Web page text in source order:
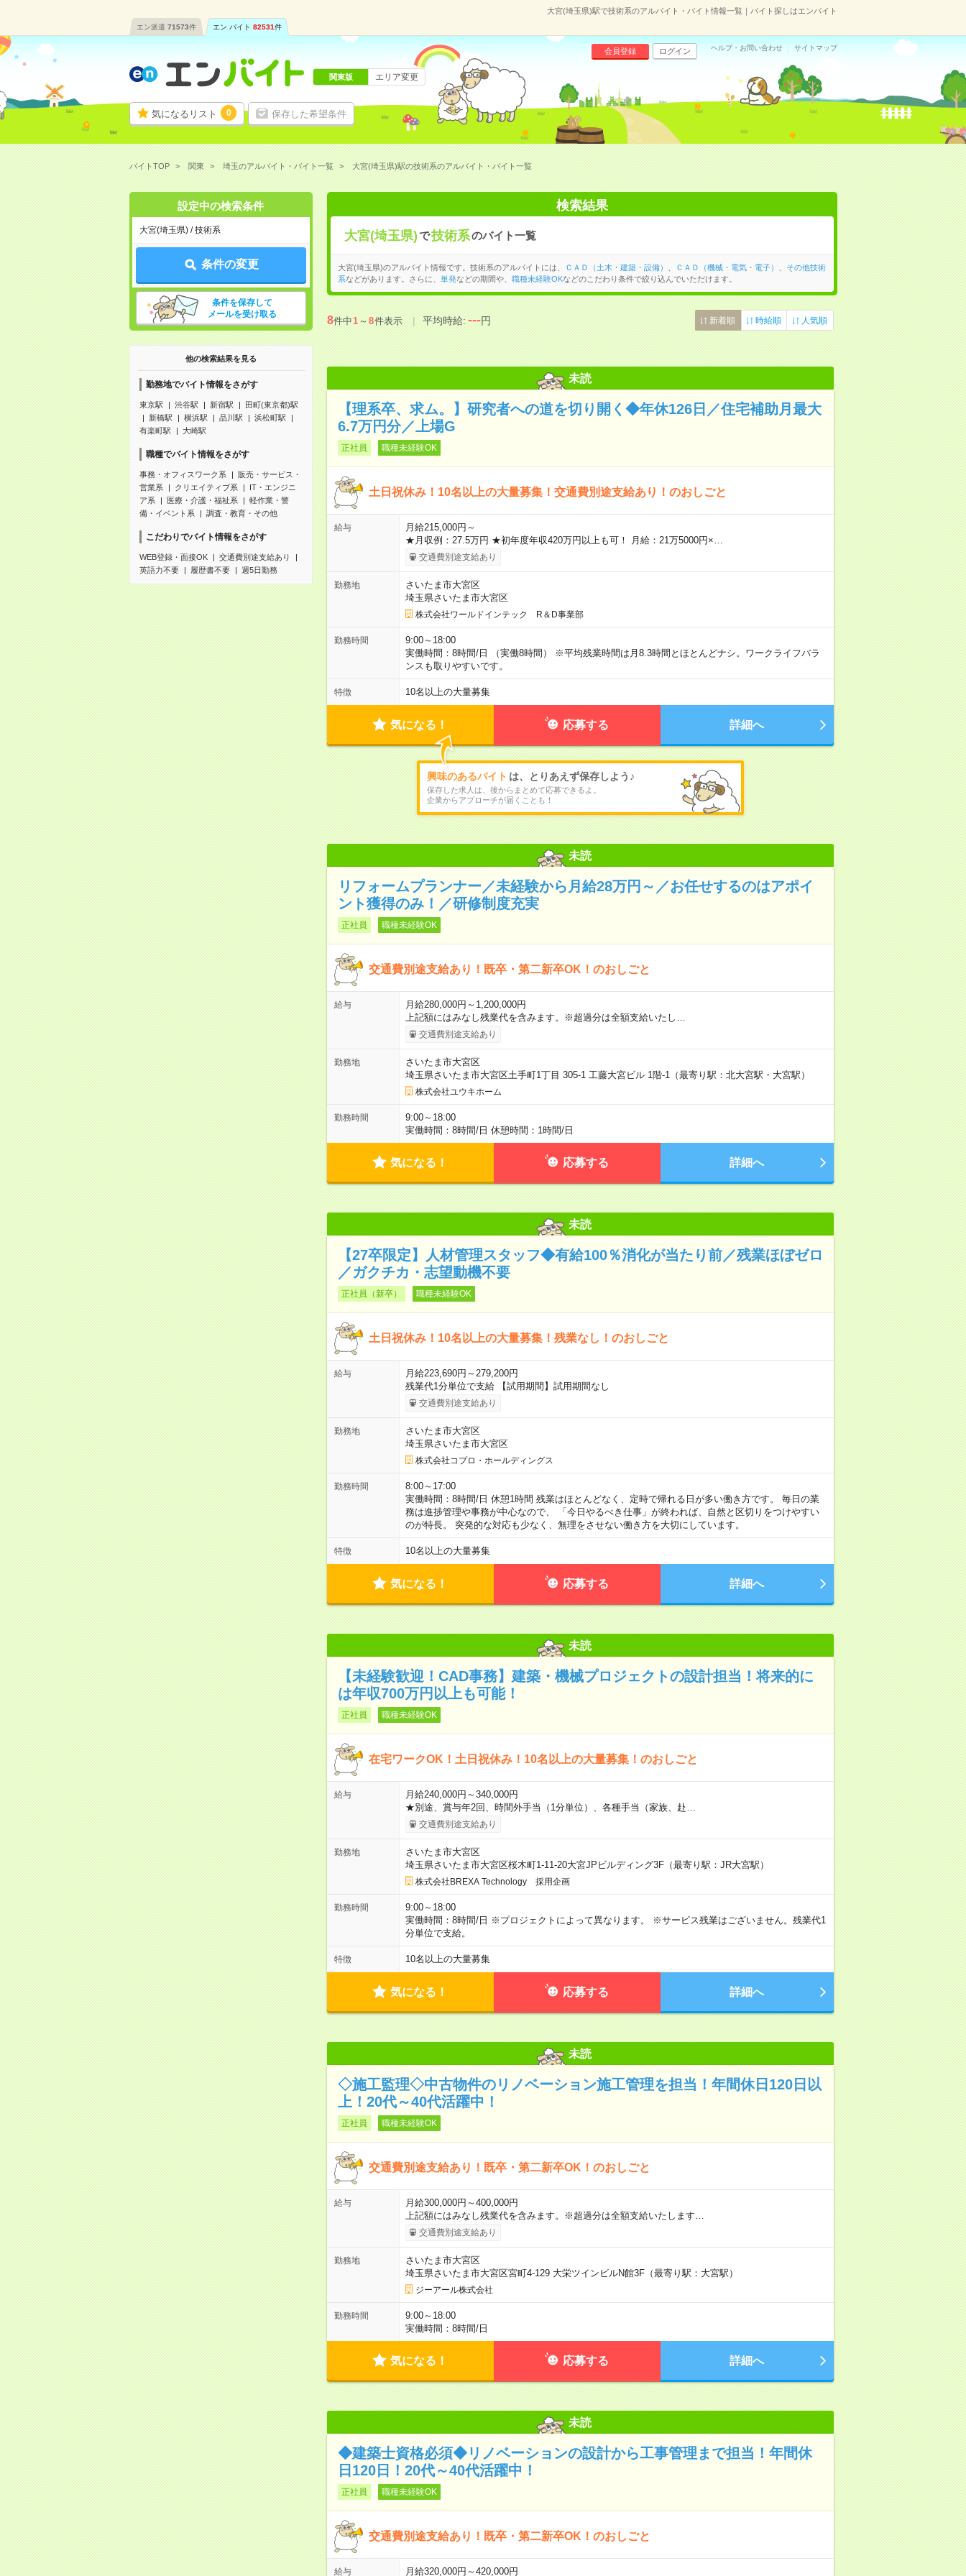
大宮(埼玉県)駅で技術系のアルバイト・バイト情報一覧｜バイト探しはエンバイト
エン派遣 71573件 エン バイト 82531件
気になるリスト 0 保存した希望条件
会員登録 ログイン ヘルプ・お問い合わせ サイトマップ
関東版 エリア変更
バイトTOP 関東 埼玉のアルバイト・バイト一覧 大宮(埼玉県)駅の技術系のアルバイト・バイト一覧
設定中の検索条件
大宮(埼玉県) / 技術系
条件の変更
条件を保存して
メールを受け取る
他の検索結果を見る
勤務地でバイト情報をさがす
東京駅 渋谷駅 新宿駅
田町(東京都)駅
新橋駅
横浜駅 品川駅
浜松町駅
有楽町駅
大崎駅
職種でバイト情報をさがす
事務・オフィスワーク系
販売・サービス・
営業系
クリエイティブ系
IT・エンジニ
ア系
医療・介護・福祉系
軽作業・警
備・イベント系
調査・教育・その他
こだわりでバイト情報をさがす
WEB登録・面接OK
交通費別途支給あり
英語力不要
履歴書不要 週5日勤務
検索結果
大宮(埼玉県)で技術系のバイト一覧
大宮(埼玉県)のアルバイト情報です。技術系のアルバイトには、 ＣＡＤ（土木・建築・設備） ＣＡＤ（機械・電気・電子）
その他技術
系などがあります。さらに、 単発などの期間や、 職種未経験OKなどのこだわり条件で絞り込んでいただけます。
8件中1～8件表示 平均時給:---円 新着順 時給順 人気順
未読
【理系卒、求ム。】研究者への道を切り開く◆年休126日／住宅補助月最大
6.7万円分／上場G
正社員 職種未経験OK
土日祝休み！10名以上の大量募集！交通費別途支給あり！のおしごと
給与
月給215,000円～
★月収例：27.5万円 ★初年度年収420万円以上も可！ 月給：21万5000円×…
交通費別途支給あり
勤務地
さいたま市大宮区
埼玉県さいたま市大宮区
株式会社ワールドインテック R＆D事業部
勤務時間
9:00～18:00
実働時間：8時間/日 （実働8時間） ※平均残業時間は月8.3時間とほとんどナシ。ワークライフバラ
ンスも取りやすいです。
特徴 10名以上の大量募集
気になる！ 応募する 詳細へ
興味のあるバイト は、とりあえず保存しよう♪
保存した求人は、後からまとめて応募できるよ。
企業からアプローチが届くことも！
未読
リフォームプランナー／未経験から月給28万円～／お任せするのはアポイ
ント獲得のみ！／研修制度充実
正社員 職種未経験OK
交通費別途支給あり！既卒・第二新卒OK！のおしごと
給与
月給280,000円～1,200,000円
上記額にはみなし残業代を含みます。※超過分は全額支給いたし…
交通費別途支給あり
勤務地
さいたま市大宮区
埼玉県さいたま市大宮区土手町1丁目 305-1 工藤大宮ビル 1階-1（最寄り駅：北大宮駅・大宮駅）
株式会社ユウキホーム
勤務時間
9:00～18:00
実働時間：8時間/日 休憩時間：1時間/日
気になる！ 応募する 詳細へ
未読
【27卒限定】人材管理スタッフ◆有給100％消化が当たり前／残業ほぼゼロ
／ガクチカ・志望動機不要
正社員（新卒） 職種未経験OK
土日祝休み！10名以上の大量募集！残業なし！のおしごと
給与
月給223,690円～279,200円
残業代1分単位で支給 【試用期間】試用期間なし
交通費別途支給あり
勤務地
さいたま市大宮区
埼玉県さいたま市大宮区
株式会社コプロ・ホールディングス
勤務時間
8:00～17:00
実働時間：8時間/日 休憩1時間 残業はほとんどなく、定時で帰れる日が多い働き方です。 毎日の業
務は進捗管理や事務が中心なので、 「今日やるべき仕事」が終われば、自然と区切りをつけやすい
のが特長。 突発的な対応も少なく、無理をさせない働き方を大切にしています。
特徴 10名以上の大量募集
気になる！ 応募する 詳細へ
未読
【未経験歓迎！CAD事務】建築・機械プロジェクトの設計担当！将来的に
は年収700万円以上も可能！
正社員 職種未経験OK
在宅ワークOK！土日祝休み！10名以上の大量募集！のおしごと
給与
月給240,000円～340,000円
★別途、賞与年2回、時間外手当（1分単位）、各種手当（家族、赴…
交通費別途支給あり
勤務地
さいたま市大宮区
埼玉県さいたま市大宮区桜木町1-11-20大宮JPビルディング3F（最寄り駅：JR大宮駅）
株式会社BREXA Technology 採用企画
勤務時間
9:00～18:00
実働時間：8時間/日 ※プロジェクトによって異なります。 ※サービス残業はございません。残業代1
分単位で支給。
特徴 10名以上の大量募集
気になる！ 応募する 詳細へ
未読
◇施工監理◇中古物件のリノベーション施工管理を担当！年間休日120日以
上！20代～40代活躍中！
正社員 職種未経験OK
交通費別途支給あり！既卒・第二新卒OK！のおしごと
給与
月給300,000円～400,000円
上記額にはみなし残業代を含みます。※超過分は全額支給いたします…
交通費別途支給あり
勤務地
さいたま市大宮区
埼玉県さいたま市大宮区宮町4-129 大栄ツインビルN館3F（最寄り駅：大宮駅）
ジーアール株式会社
勤務時間
9:00～18:00
実働時間：8時間/日
気になる！ 応募する 詳細へ
未読
◆建築士資格必須◆リノベーションの設計から工事管理まで担当！年間休
日120日！20代～40代活躍中！
正社員 職種未経験OK
交通費別途支給あり！既卒・第二新卒OK！のおしごと
給与 月給320,000円～420,000円